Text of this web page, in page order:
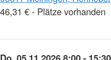
46,31 € - Plätze vorhanden